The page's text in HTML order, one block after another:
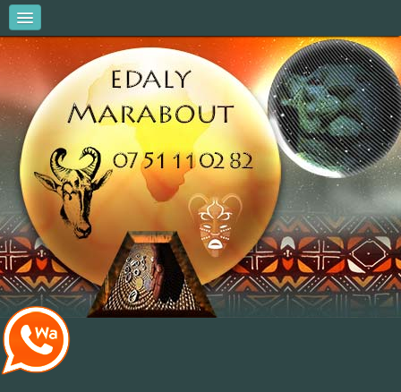
MARABOUT EDALY
AMOUR & COUPLES
AFFAIRES ET ARGENT
VITALITÉ ET RÉUSSITE
R.V & CONSULTATIONS